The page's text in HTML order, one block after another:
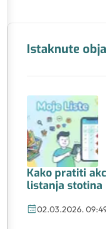
Istaknute
Kako pratiti
listanja stotina
02.03.2026.